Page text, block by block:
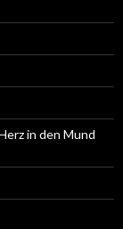
in den Mund